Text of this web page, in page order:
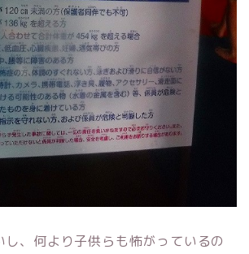
し、何より子供らも怖がっているの